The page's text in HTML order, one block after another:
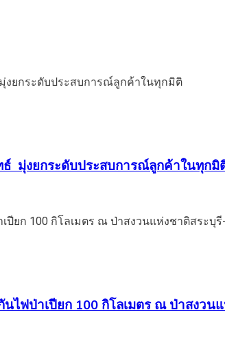
ธ์ มุ่งยกระดับประสบการณ์ลูกค้าในทุกมิ
ไฟป่าเปียก 100 กิโลเมตร ณ ป่าสงวน